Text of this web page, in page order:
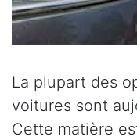
La plupart des
voitures sont
Cette matière